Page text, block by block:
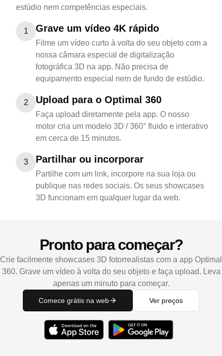
estúdio nem competências especiais.
1 Grave um vídeo 4K rápido
Filme um vídeo curto à volta do seu objeto com a
nossa câmara especial de digitalização
fotográfica 3D na app. Não precisa de
equipamento especial nem de fundo de estúdio.
2 Upload para o Optimal 360
Faça upload diretamente pela app. O nosso
motor cria um modelo 3D / 360° fluido e interativo
em cerca de 15 minutos.
3 Partilhar ou incorporar
Partilhe com um link, incorpore na sua loja ou
publique nas redes sociais. Os seus showcases
3D funcionam em qualquer lugar da web.
Pronto para começar?
Crie facilmente showcases 3D fotorrealistas com a app Optimal
360. Grave um vídeo à volta do seu objeto e faça upload. Leva
apenas um minuto para começar.
Comece grátis na web Ver preços